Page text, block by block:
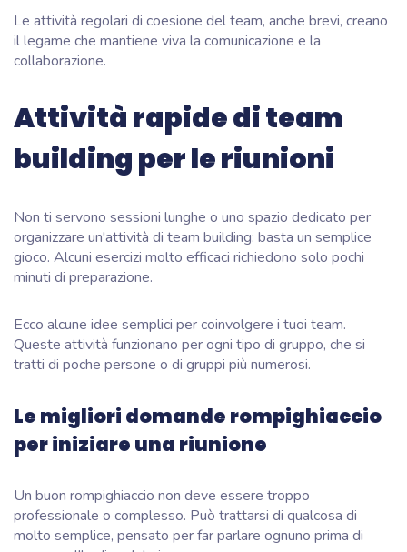
Le attività regolari di coesione del team, anche brevi, creano
il legame che mantiene viva la comunicazione e la
collaborazione.
Attività rapide di team
building per le riunioni
Non ti servono sessioni lunghe o uno spazio dedicato per
organizzare un'attività di team building: basta un semplice
gioco. Alcuni esercizi molto efficaci richiedono solo pochi
minuti di preparazione.
Ecco alcune idee semplici per coinvolgere i tuoi team.
Queste attività funzionano per ogni tipo di gruppo, che si
tratti di poche persone o di gruppi più numerosi.
Le migliori domande rompighiaccio
per iniziare una riunione
Un buon rompighiaccio non deve essere troppo
professionale o complesso. Può trattarsi di qualcosa di
molto semplice, pensato per far parlare ognuno prima di